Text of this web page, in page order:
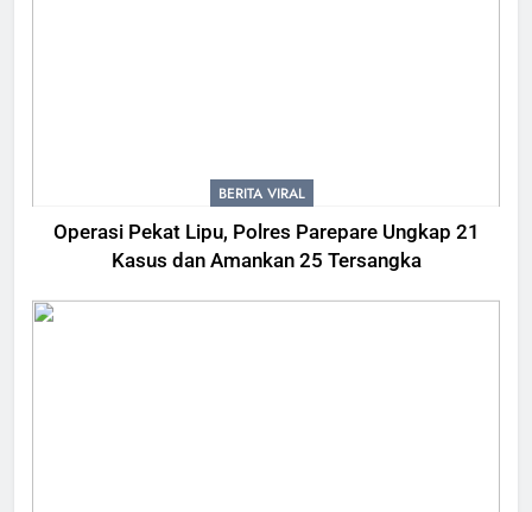
BERITA VIRAL
Operasi Pekat Lipu, Polres Parepare Ungkap 21
Kasus dan Amankan 25 Tersangka